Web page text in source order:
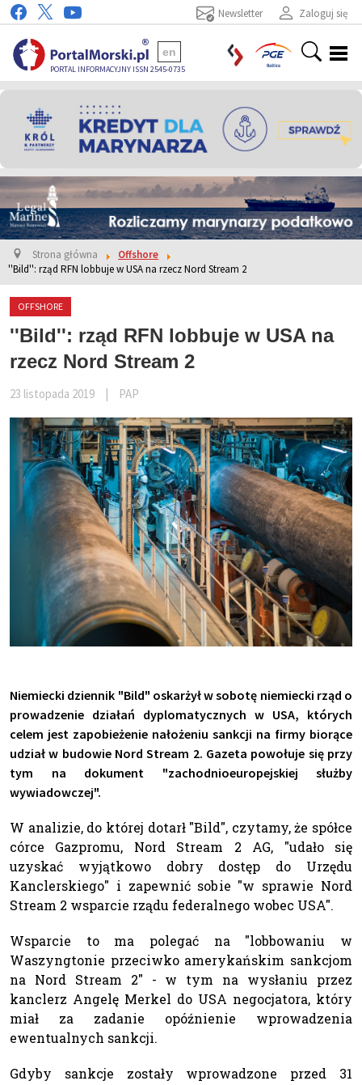
Zaloguj się
Newsletter
PORTAL INFORMACYJNY ISSN 2545-0735
en
Strona główna
Offshore
''Bild'': rząd RFN lobbuje w USA na rzecz Nord Stream 2
OFFSHORE
''Bild'': rząd RFN lobbuje w USA na
rzecz Nord Stream 2
23 listopada 2019 PAP
Niemiecki dziennik "Bild" oskarżył w sobotę niemiecki rząd o
prowadzenie działań dyplomatycznych w USA, których
celem jest zapobieżenie nałożeniu sankcji na firmy biorące
udział w budowie Nord Stream 2. Gazeta powołuje się przy
tym na dokument "zachodnioeuropejskiej służby
wywiadowczej".
W analizie, do której dotarł "Bild", czytamy, że spółce
córce Gazpromu, Nord Stream 2 AG, "udało się
uzyskać wyjątkowo dobry dostęp do Urzędu
Kanclerskiego" i zapewnić sobie "w sprawie Nord
Stream 2 wsparcie rządu federalnego wobec USA".
Wsparcie to ma polegać na "lobbowaniu w
Waszyngtonie przeciwko amerykańskim sankcjom
na Nord Stream 2" - w tym na wysłaniu przez
kanclerz Angelę Merkel do USA negocjatora, który
miał za zadanie opóźnienie wprowadzenia
ewentualnych sankcji.
Gdyby sankcje zostały wprowadzone przed 31